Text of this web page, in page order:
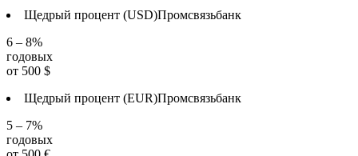
Щедрый процент (USD)Промсвязьбанк
6 – 8%
годовых
от 500 $
Щедрый процент (EUR)Промсвязьбанк
5 – 7%
годовых